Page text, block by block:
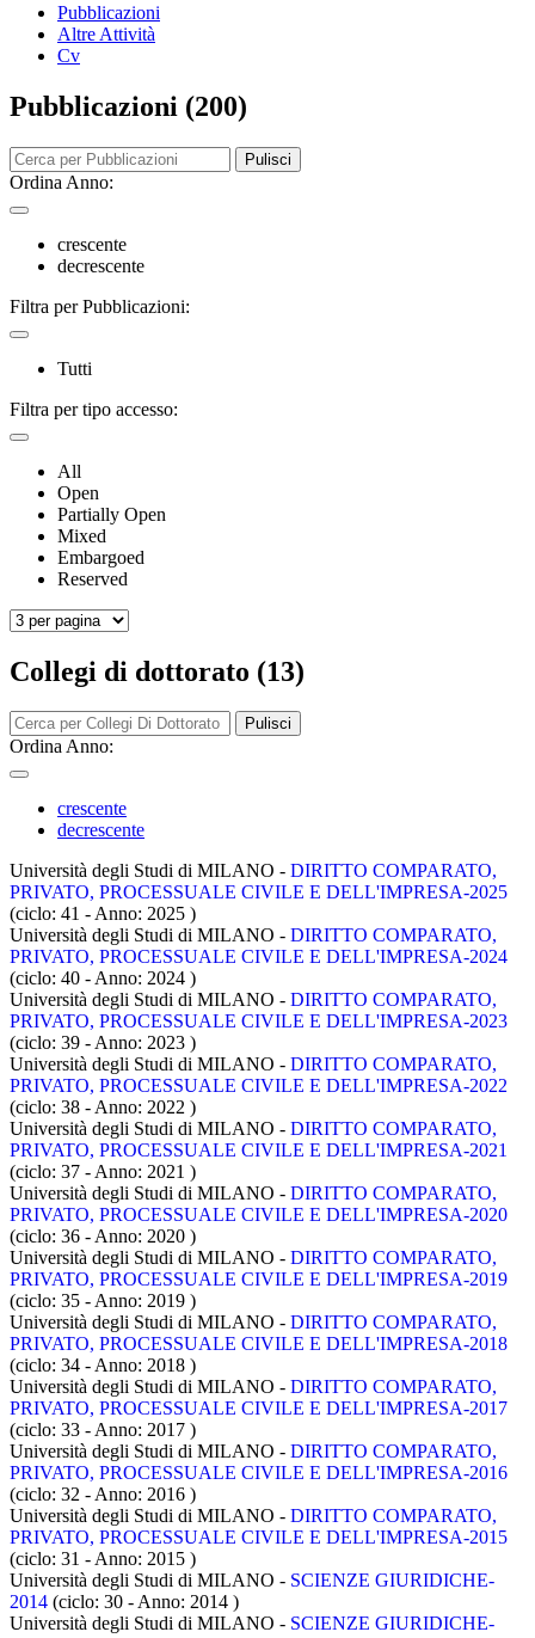
Pubblicazioni
Altre Attività
Cv
Pubblicazioni (200)
Pulisci
Ordina Anno:
crescente
decrescente
Filtra per Pubblicazioni:
Tutti
Filtra per tipo accesso:
All
Open
Partially Open
Mixed
Embargoed
Reserved
Collegi di dottorato (13)
Pulisci
Ordina Anno:
crescente
decrescente
Università degli Studi di MILANO - DIRITTO COMPARATO,
PRIVATO, PROCESSUALE CIVILE E DELL'IMPRESA-2025
(ciclo: 41 - Anno: 2025 )
Università degli Studi di MILANO - DIRITTO COMPARATO,
PRIVATO, PROCESSUALE CIVILE E DELL'IMPRESA-2024
(ciclo: 40 - Anno: 2024 )
Università degli Studi di MILANO - DIRITTO COMPARATO,
PRIVATO, PROCESSUALE CIVILE E DELL'IMPRESA-2023
(ciclo: 39 - Anno: 2023 )
Università degli Studi di MILANO - DIRITTO COMPARATO,
PRIVATO, PROCESSUALE CIVILE E DELL'IMPRESA-2022
(ciclo: 38 - Anno: 2022 )
Università degli Studi di MILANO - DIRITTO COMPARATO,
PRIVATO, PROCESSUALE CIVILE E DELL'IMPRESA-2021
(ciclo: 37 - Anno: 2021 )
Università degli Studi di MILANO - DIRITTO COMPARATO,
PRIVATO, PROCESSUALE CIVILE E DELL'IMPRESA-2020
(ciclo: 36 - Anno: 2020 )
Università degli Studi di MILANO - DIRITTO COMPARATO,
PRIVATO, PROCESSUALE CIVILE E DELL'IMPRESA-2019
(ciclo: 35 - Anno: 2019 )
Università degli Studi di MILANO - DIRITTO COMPARATO,
PRIVATO, PROCESSUALE CIVILE E DELL'IMPRESA-2018
(ciclo: 34 - Anno: 2018 )
Università degli Studi di MILANO - DIRITTO COMPARATO,
PRIVATO, PROCESSUALE CIVILE E DELL'IMPRESA-2017
(ciclo: 33 - Anno: 2017 )
Università degli Studi di MILANO - DIRITTO COMPARATO,
PRIVATO, PROCESSUALE CIVILE E DELL'IMPRESA-2016
(ciclo: 32 - Anno: 2016 )
Università degli Studi di MILANO - DIRITTO COMPARATO,
PRIVATO, PROCESSUALE CIVILE E DELL'IMPRESA-2015
(ciclo: 31 - Anno: 2015 )
Università degli Studi di MILANO - SCIENZE GIURIDICHE-
2014 (ciclo: 30 - Anno: 2014 )
Università degli Studi di MILANO - SCIENZE GIURIDICHE-